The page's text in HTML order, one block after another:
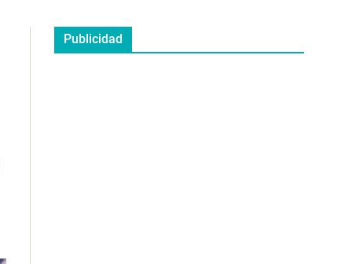
Publicidad